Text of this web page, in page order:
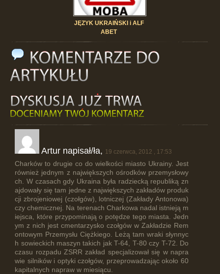
JĘZYK UKRAIŃSKI i ALF
ABET
Artur napisał/ła, 19 czerwca, 2012 , 17:53
Charków to drugie co do wielkości miasto Ukrainy. Jest
również jednym z największych ośrodków przemysłowy
ch. W czasach gdy Ukraina była radziecką republiką zn
ajdowały się tam jedne z największych zakładów produk
cji zbrojeniowej (czołgów), lotniczej (Zakłady Antonowa)
czy chemicznej. Na terenach Charkowa nadal istnieją m
iejsca, które przypominają o potędze tego miasta. Jedn
ym z nich jest cmentarzysko czołgów w Zakładzie Rem
ontowym Przemysłu Ciężkiego. Leżą tam wraki słynnyc
h sowieckich maszyn takich jak T-64, T-80 czy T-72. Do
czasu rozpadu ZSRR zakład specjalizował się w napra
wie silników i optyki czołgów, przeprowadzając około 60
kapitalnych napraw w miesiącu.